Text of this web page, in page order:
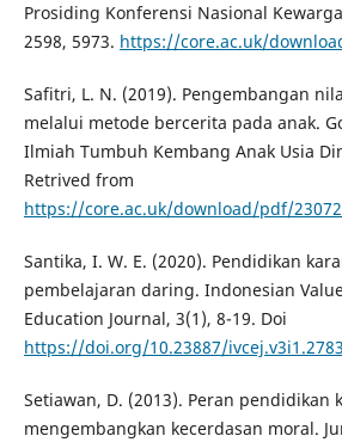
Prosiding Konferensi Nasional
2598, 5973. https://core.ac.uk/
Safitri, L. N. (2019). Pengembangan
melalui metode bercerita pada anak.
Ilmiah Tumbuh Kembang Anak Usia
Retrived from
https://core.ac.uk/download/pdf/
Santika, I. W. E. (2020). Pendidikan
pembelajaran daring. Indonesian
Education Journal, 3(1), 8-19. Doi
https://doi.org/10.23887/
Setiawan, D. (2013). Peran pendidikan
mengembangkan kecerdasan moral.